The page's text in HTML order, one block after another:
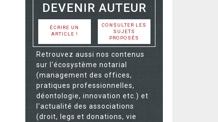
DEVENIR AUTEUR
ÉCRIRE UN
ARTICLE !
CONSULTER LES
SUJETS
PROPOSÉS
Retrouvez aussi nos contenus
sur l'écosystème notarial
(management des offices,
pratiques professionnelles,
déontologie, innovation etc.) et
l'actualité des associations
(droit, legs et donations, vie